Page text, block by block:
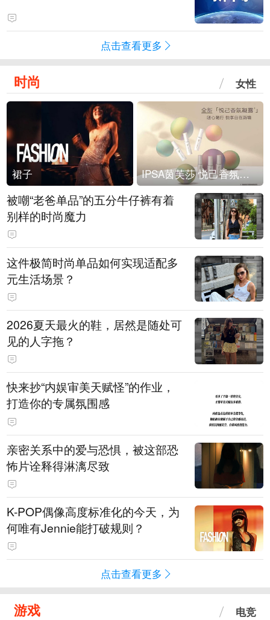
点击查看更多
时尚 女性
裙子 IPSA茵芙莎 悦己香氛凝露上市
被嘲“老爸单品”的五分牛仔裤有着
别样的时尚魔力
这件极简时尚单品如何实现适配多
元生活场景？
2026夏天最火的鞋，居然是随处可
见的人字拖？
快来抄“内娱审美天赋怪”的作业，
打造你的专属氛围感
亲密关系中的爱与恐惧，被这部恐
怖片诠释得淋漓尽致
K-POP偶像高度标准化的今天，为
何唯有Jennie能打破规则？
点击查看更多
游戏 电竞